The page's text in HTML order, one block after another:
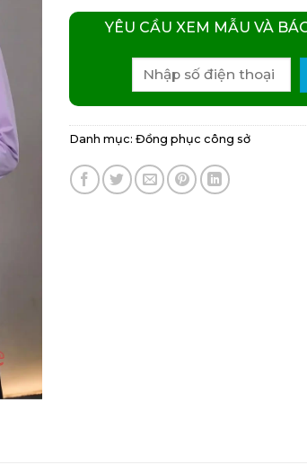
YÊU CẦU XEM MẪU VÀ
Danh mục: Đồng phục công sở